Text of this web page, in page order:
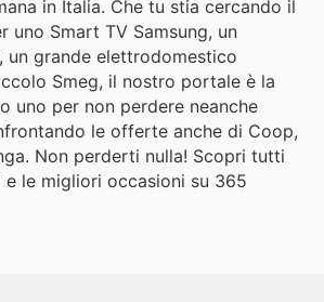
in Italia. Che tu stia cercando il
uno Smart TV Samsung, un
un grande elettrodomestico
Smeg, il nostro portale è la
uno per non perdere neanche
le offerte anche di Coop,
Non perderti nulla! Scopri tutti
le migliori occasioni su 365